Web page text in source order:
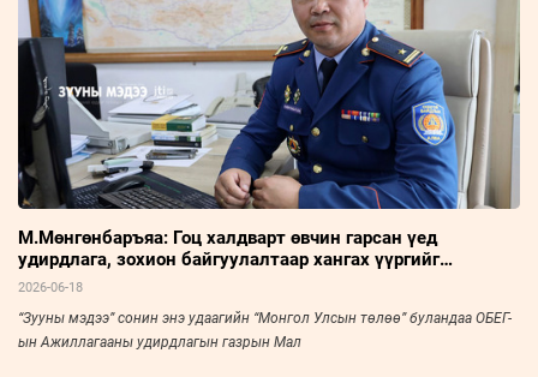
М.Мөнгөнбаръяа: Гоц халдварт өвчин гарсан үед
удирдлага, зохион байгуулалтаар хангах үүргийг
хэрэгжүүлдэг
2026-06-18
“Зууны мэдээ” сонин энэ удаагийн “Монгол Улсын төлөө” буландаа ОБЕГ-
ын Ажиллагааны удирдлагын газрын Мал